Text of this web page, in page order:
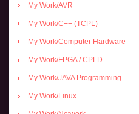
My Work/AVR
My Work/C++ (TCPL)
My Work/Computer Hardware
My Work/FPGA / CPLD
My Work/JAVA Programming
My Work/Linux